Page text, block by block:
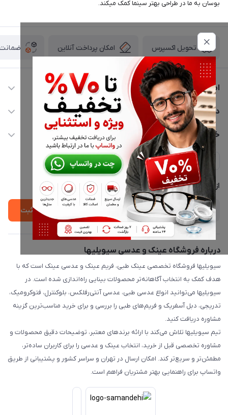
بوسان به ما در طراحی بهتر سینما کمک میکند.
تحویل اکسپرس امکان پرداخت آنلاین ضمانت
اطلاعات تماس
02177116909
info@civiliha.com
ارسال فوری در تهران + ارسال به سراسر کشور
دسترسی سریع
حساب کاربری
مجله فروشگاه
لیست محصولات
درباره ما
خدمات مشتریان
حریم خصوصی
پشتیبانی واتساپ 09397003162
از جدید‌ترین تخفیف‌ها با‌ خبر شوید
ثبت
درباره فروشگاه عینک و عدسی سیویلیها
سیویلیها فروشگاه تخصصی عینک طبی، فریم عینک و عدسی عینک است که با
هدف کمک به انتخاب آگاهانه‌تر محصولات بینایی راه‌اندازی شده است. در
سیویلیها می‌توانید انواع عدسی طبی، عدسی آنتی‌رفلکس، بلوکنترل، فتوکرومیک،
تدریجی، دبل آسفریک و فریم‌های طبی را بررسی و برای خرید مناسب‌ترین گزینه
مشاوره دریافت کنید.
تیم سیویلیها تلاش می‌کند با ارائه برندهای معتبر، توضیحات دقیق محصولات و
مشاوره تخصصی قبل از خرید، انتخاب عینک و عدسی را برای کاربران ساده‌تر،
مطمئن‌تر و سریع‌تر کند. امکان ارسال در تهران و سراسر کشور و پشتیبانی از طریق
واتساپ برای راهنمایی بهتر مشتریان فراهم است.